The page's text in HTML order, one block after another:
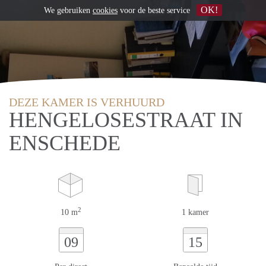
DEZE KAMER IS VERHUURD
HENGELOSESTRAAT IN
ENSCHEDE
10 m2 1 kamer
09 15
We gebruiken cookies voor de beste service OK!